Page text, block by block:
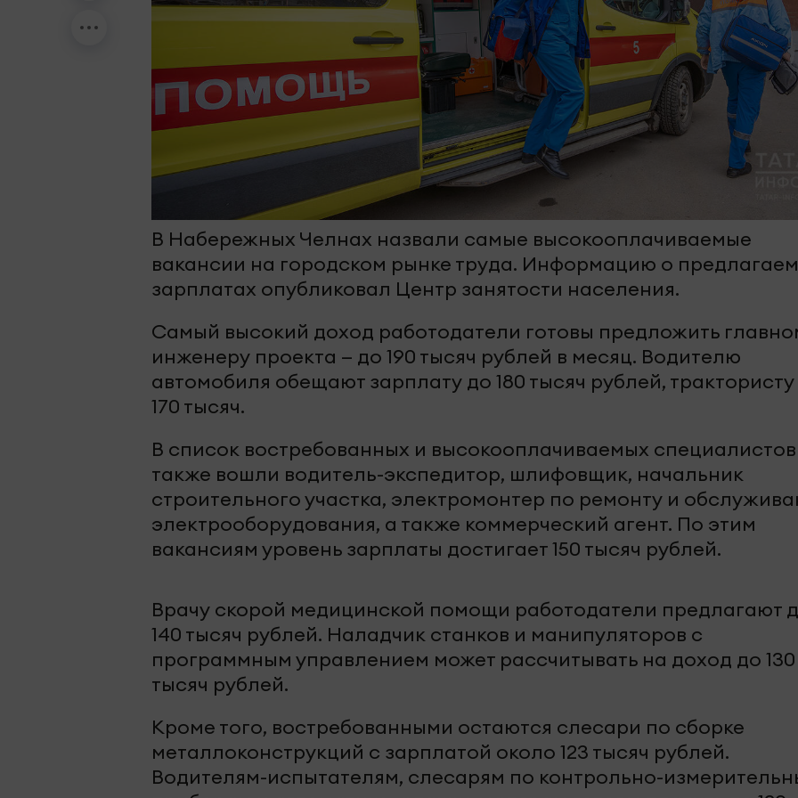
В Набережных Челнах назвали самые высокооплачиваемые
вакансии на городском рынке труда. Информацию о
зарплатах опубликовал Центр занятости населения.
Самый высокий доход работодатели готовы предложить
инженеру проекта — до 190 тысяч рублей в месяц. Водителю
автомобиля обещают зарплату до 180 тысяч рублей,
170 тысяч.
В список востребованных и высокооплачиваемых специалистов
также вошли водитель-экспедитор, шлифовщик, начальник
строительного участка, электромонтер по ремонту и
электрооборудования, а также коммерческий агент. По этим
вакансиям уровень зарплаты достигает 150 тысяч рублей.
Врачу скорой медицинской помощи работодатели предлагают
140 тысяч рублей. Наладчик станков и манипуляторов с
программным управлением может рассчитывать на доход до 130
тысяч рублей.
Кроме того, востребованными остаются слесари по сборке
металлоконструкций с зарплатой около 123 тысяч рублей.
Водителям-испытателям, слесарям по контрольно-